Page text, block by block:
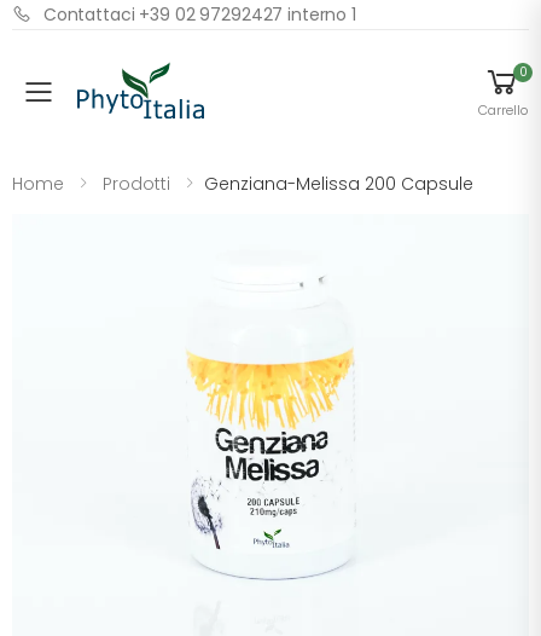
Contattaci +39 02 97292427 interno 1
Menu
0
Carrello
Home Prodotti Genziana-Melissa 200 Capsule